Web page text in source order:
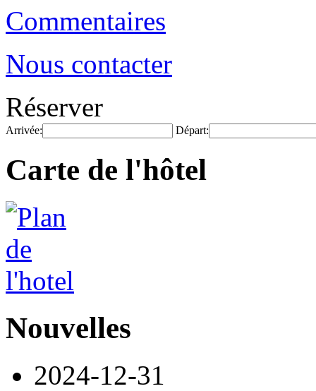
Commentaires
Nous contacter
Réserver
Arrivée: Départ:
Carte de l'hôtel
Nouvelles
2024-12-31